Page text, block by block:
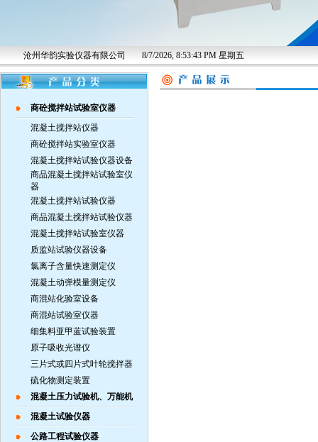
沧州华韵实验仪器有限公司 8/7/2026, 8:53:43 PM 星期五
商砼搅拌站试验室仪器
混凝土搅拌站仪器
商砼搅拌站实验室仪器
混凝土搅拌站试验仪器设备
商品混凝土搅拌站试验室仪
器
混凝土搅拌站试验仪器
商品混凝土搅拌站试验仪器
混凝土搅拌站试验室仪器
质监站试验仪器设备
氯离子含量快速测定仪
混凝土动弹模量测定仪
商混站化验室设备
商混站试验室仪器
细集料亚甲蓝试验装置
原子吸收光谱仪
三片式或四片式叶轮搅拌器
硫化物测定装置
混凝土压力试验机、万能机
混凝土试验仪器
公路工程试验仪器